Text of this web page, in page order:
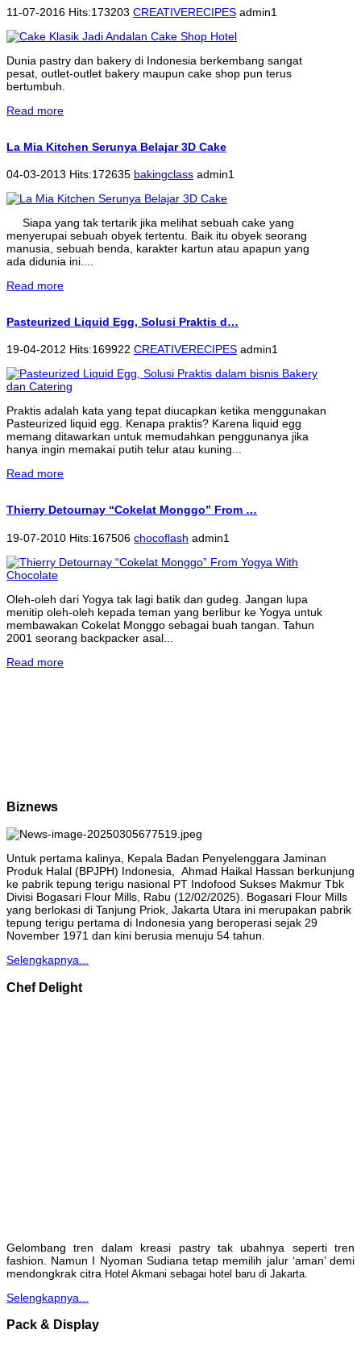
11-07-2016 Hits:173203 CREATIVERECIPES admin1
Dunia pastry dan bakery di Indonesia berkembang sangat
pesat, outlet-outlet bakery maupun cake shop pun terus
bertumbuh.
Read more
La Mia Kitchen Serunya Belajar 3D Cake
04-03-2013 Hits:172635 bakingclass admin1
Siapa yang tak tertarik jika melihat sebuah cake yang
menyerupai sebuah obyek tertentu. Baik itu obyek seorang
manusia, sebuah benda, karakter kartun atau apapun yang
ada didunia ini....
Read more
Pasteurized Liquid Egg, Solusi Praktis d…
19-04-2012 Hits:169922 CREATIVERECIPES admin1
Praktis adalah kata yang tepat diucapkan ketika menggunakan
Pasteurized liquid egg. Kenapa praktis? Karena liquid egg
memang ditawarkan untuk memudahkan penggunanya jika
hanya ingin memakai putih telur atau kuning...
Read more
Thierry Detournay “Cokelat Monggo” From …
19-07-2010 Hits:167506 chocoflash admin1
Oleh-oleh dari Yogya tak lagi batik dan gudeg. Jangan lupa
menitip oleh-oleh kepada teman yang berlibur ke Yogya untuk
membawakan Cokelat Monggo sebagai buah tangan. Tahun
2001 seorang backpacker asal...
Read more
Biznews
Untuk pertama kalinya, Kepala Badan Penyelenggara Jaminan
Produk Halal (BPJPH) Indonesia, Ahmad Haikal Hassan berkunjung
ke pabrik tepung terigu nasional PT Indofood Sukses Makmur Tbk
Divisi Bogasari Flour Mills, Rabu (12/02/2025). Bogasari Flour Mills
yang berlokasi di Tanjung Priok, Jakarta Utara ini merupakan pabrik
tepung terigu pertama di Indonesia yang beroperasi sejak 29
November 1971 dan kini berusia menuju 54 tahun.
Selengkapnya...
Chef Delight
Gelombang tren dalam kreasi pastry tak ubahnya seperti tren
fashion. Namun I Nyoman Sudiana tetap memilih jalur ‘aman’ demi
mendongkrak citra Hotel Akmani sebagai hotel baru di Jakarta.
Selengkapnya...
Pack & Display